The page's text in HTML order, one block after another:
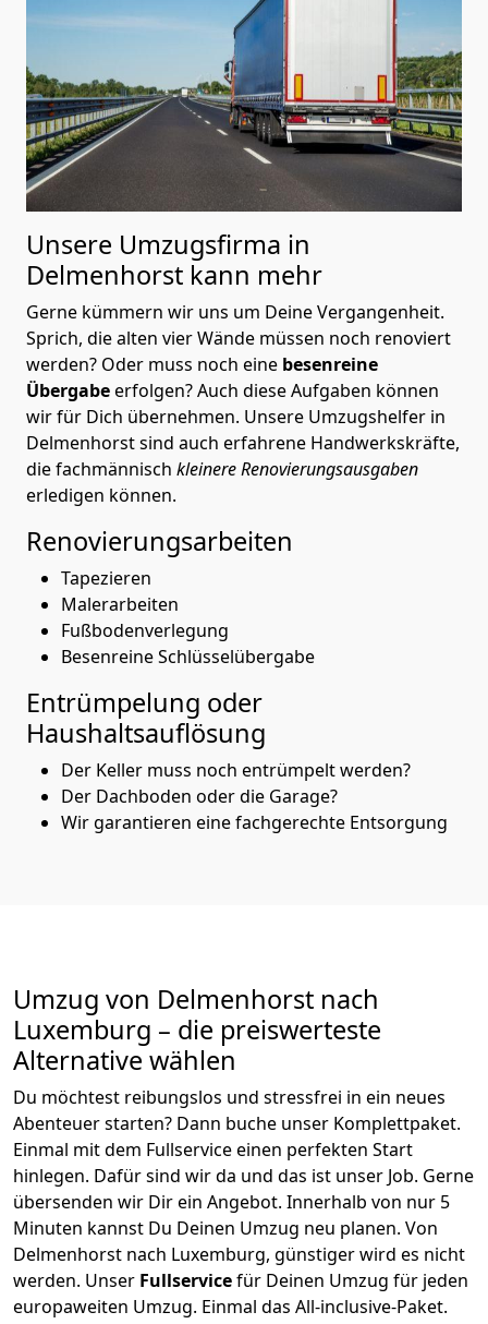
Unsere Umzugsfirma in
Delmenhorst kann mehr
Gerne kümmern wir uns um Deine Vergangenheit.
Sprich, die alten vier Wände müssen noch renoviert
werden? Oder muss noch eine besenreine
Übergabeerfolgen? Auch diese Aufgaben können
wir für Dich übernehmen. Unsere Umzugshelfer in
Delmenhorst sind auch erfahrene Handwerkskräfte,
die fachmännisch kleinere Renovierungsausgaben
erledigen können.
Renovierungsarbeiten
Tapezieren
Malerarbeiten
Fußbodenverlegung
Besenreine Schlüsselübergabe
Entrümpelung oder
Haushaltsauflösung
Der Keller muss noch entrümpelt werden?
Der Dachboden oder die Garage?
Wir garantieren eine fachgerechte Entsorgung
Umzug von Delmenhorst nach
Luxemburg – die preiswerteste
Alternative wählen
Du möchtest reibungslos und stressfrei in ein neues
Abenteuer starten? Dann buche unser Komplettpaket.
Einmal mit dem Fullservice einen perfekten Start
hinlegen. Dafür sind wir da und das ist unser Job. Gerne
übersenden wir Dir ein Angebot. Innerhalb von nur 5
Minuten kannst Du Deinen Umzug neu planen. Von
Delmenhorst nach Luxemburg, günstiger wird es nicht
werden. Unser Fullservicefür Deinen Umzug für jeden
europaweiten Umzug. Einmal das All-inclusive-Paket.